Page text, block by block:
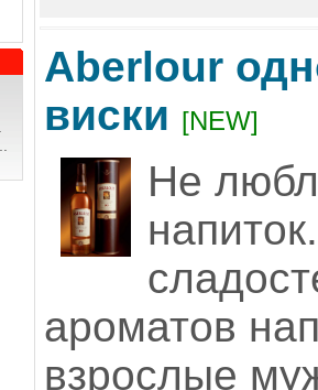
Aberlour
виски [NEW]
Не
ароматов
взрослые